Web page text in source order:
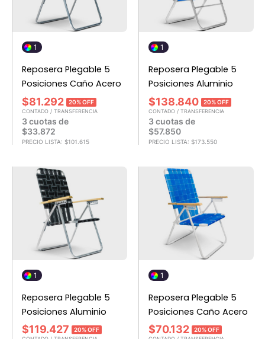
1
Reposera Plegable 5
Posiciones Caño Acero
$81.292 20% OFF
CONTADO / TRANSFERENCIA
3 cuotas de
$33.872
PRECIO LISTA: $101.615
1
Reposera Plegable 5
Posiciones Aluminio
$138.840 20% OFF
CONTADO / TRANSFERENCIA
3 cuotas de
$57.850
PRECIO LISTA: $173.550
1
Reposera Plegable 5
Posiciones Aluminio
$119.427 20% OFF
1
Reposera Plegable 5
Posiciones Caño Acero
$70.132 20% OFF